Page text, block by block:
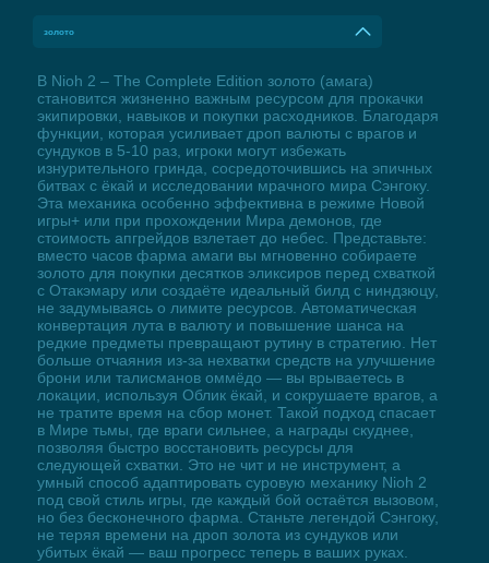
золото
В Nioh 2 – The Complete Edition золото (амага)
становится жизненно важным ресурсом для прокачки
экипировки, навыков и покупки расходников. Благодаря
функции, которая усиливает дроп валюты с врагов и
сундуков в 5-10 раз, игроки могут избежать
изнурительного гринда, сосредоточившись на эпичных
битвах с ёкай и исследовании мрачного мира Сэнгоку.
Эта механика особенно эффективна в режиме Новой
игры+ или при прохождении Мира демонов, где
стоимость апгрейдов взлетает до небес. Представьте:
вместо часов фарма амаги вы мгновенно собираете
золото для покупки десятков эликсиров перед схваткой
с Отакэмару или создаёте идеальный билд с ниндзюцу,
не задумываясь о лимите ресурсов. Автоматическая
конвертация лута в валюту и повышение шанса на
редкие предметы превращают рутину в стратегию. Нет
больше отчаяния из-за нехватки средств на улучшение
брони или талисманов оммёдо — вы врываетесь в
локации, используя Облик ёкай, и сокрушаете врагов, а
не тратите время на сбор монет. Такой подход спасает
в Мире тьмы, где враги сильнее, а награды скуднее,
позволяя быстро восстановить ресурсы для
следующей схватки. Это не чит и не инструмент, а
умный способ адаптировать суровую механику Nioh 2
под свой стиль игры, где каждый бой остаётся вызовом,
но без бесконечного фарма. Станьте легендой Сэнгоку,
не теряя времени на дроп золота из сундуков или
убитых ёкай — ваш прогресс теперь в ваших руках.